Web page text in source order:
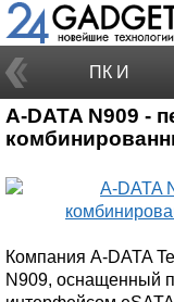
ПК И
НОУТБУКИ
A-DATA N909 -
Компания A-DATA
N909, оснащенный